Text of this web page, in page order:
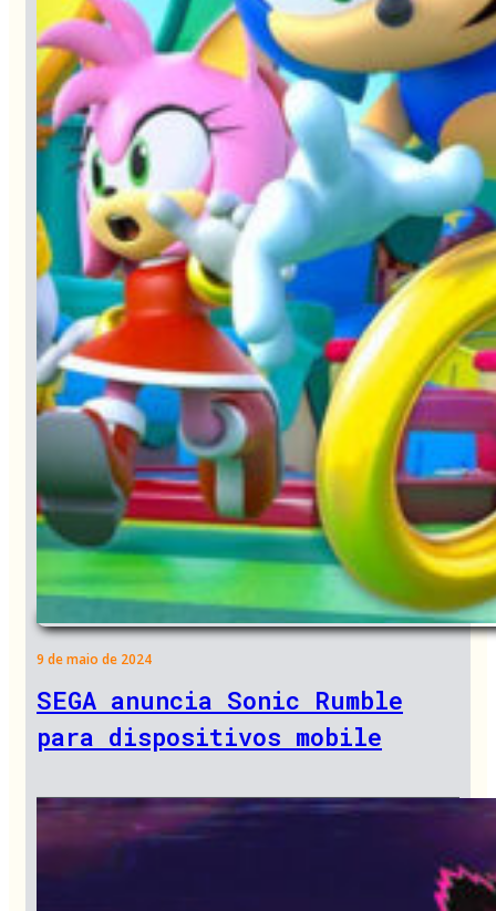
9 de maio de 2024
SEGA anuncia Sonic Rumble
para dispositivos mobile